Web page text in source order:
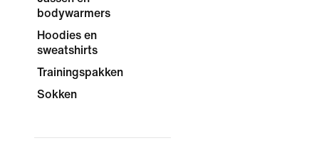
bodywarmers
Hoodies en
sweatshirts
Trainingspakken
Sokken